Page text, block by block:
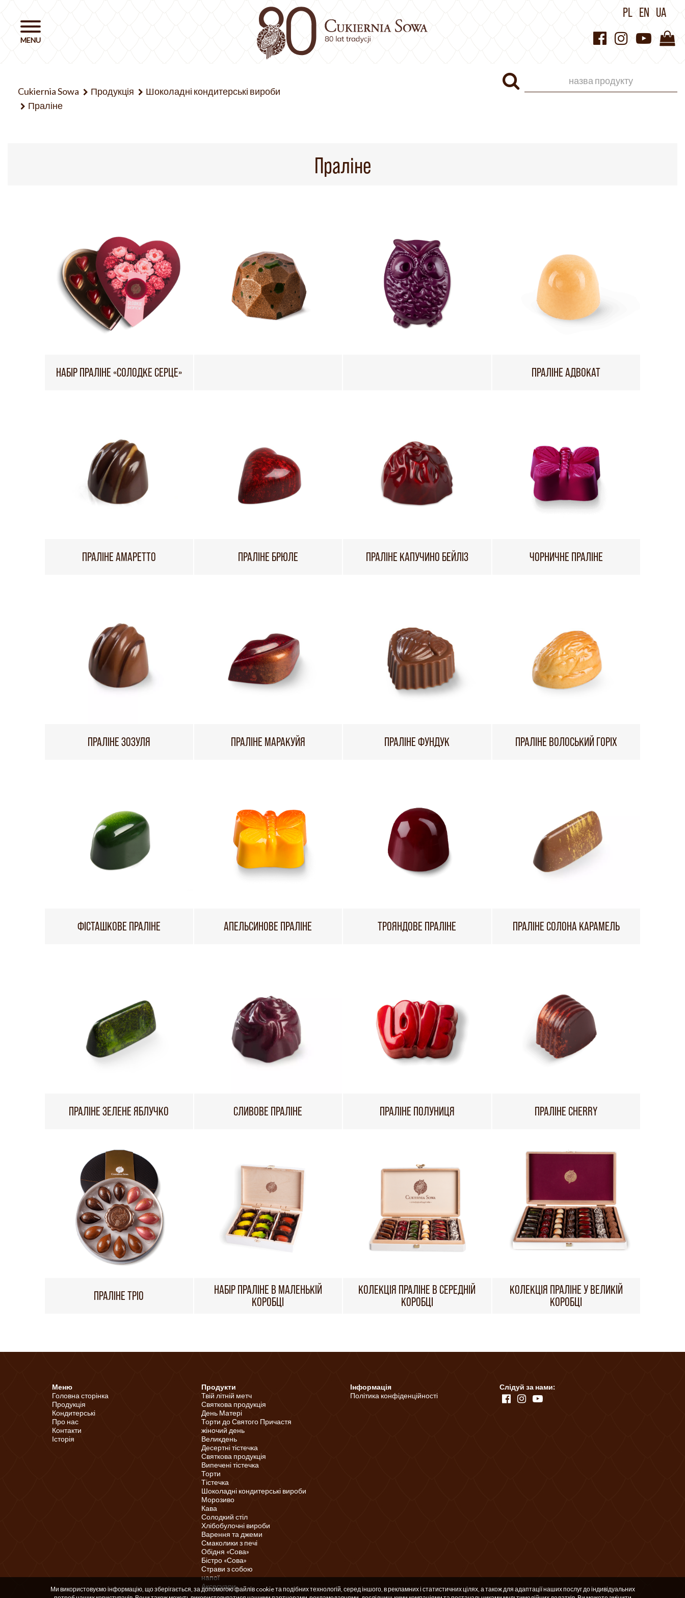
PL EN UA
Cukiernia Sowa Продукція
Шоколадні кондитерські вироби
Праліне
Праліне
НАБІР ПРАЛІНЕ «СОЛОДКЕ СЕРЦЕ» ПРАЛІНЕ АДВОКАТ
ПРАЛІНЕ АМАРЕТТО ПРАЛІНЕ БРЮЛЕ ПРАЛІНЕ КАПУЧИНО БЕЙЛІЗ ЧОРНИЧНЕ ПРАЛІНЕ
ПРАЛІНЕ ЗОЗУЛЯ ПРАЛІНЕ МАРАКУЙЯ ПРАЛІНЕ ФУНДУК ПРАЛІНЕ ВОЛОСЬКИЙ ГОРІХ
ФІСТАШКОВЕ ПРАЛІНЕ АПЕЛЬСИНОВЕ ПРАЛІНЕ ТРОЯНДОВЕ ПРАЛІНЕ ПРАЛІНЕ СОЛОНА КАРАМЕЛЬ
ПРАЛІНЕ ЗЕЛЕНЕ ЯБЛУЧКО СЛИВОВЕ ПРАЛІНЕ ПРАЛІНЕ ПОЛУНИЦЯ ПРАЛІНЕ CHERRY
ПРАЛІНЕ ТРІО
НАБІР ПРАЛІНЕ В МАЛЕНЬКІЙ
КОРОБЦІ
КОЛЕКЦІЯ ПРАЛІНЕ В СЕРЕДНІЙ
КОРОБЦІ
КОЛЕКЦІЯ ПРАЛІНЕ У ВЕЛИКІЙ
КОРОБЦІ
Меню
Головна сторінка
Продукція
Кондитерські
Про нас
Контакти
Історія
Продукти
Твій літній метч
Святкова продукція
День Матері
Торти до Святого Причастя
жіночий день
Великдень
Десертні тістечка
Святкова продукція
Випечені тістечка
Торти
Тістечка
Шоколадні кондитерські вироби
Морозиво
Кава
Солодкий стіл
Хлібобулочні вироби
Варення та джеми
Смаколики з печі
Обідня «Сова»
Бістро «Сова»
Страви з собою
напої
Аксесуари
Інформація
Політика конфіденційності
Слідуй за нами:
Ми використовуємо інформацію, що зберігається, за допомогою файлів cookie та подібних технологій, серед іншого, в рекламних і статистичних цілях, а також для адаптації наших послуг до індивідуальних